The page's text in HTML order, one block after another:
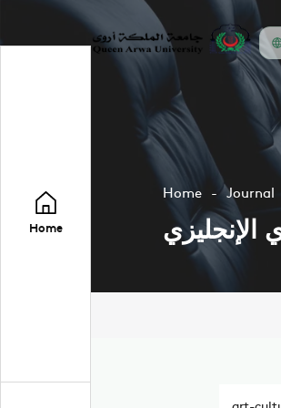
Home
Home Journal
الإنجليزي